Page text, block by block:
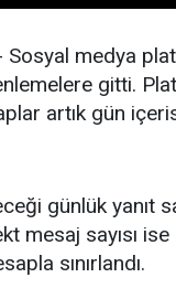
Sosyal medya
gitti.
artık gün
günlük yanıt
mesaj sayısı
sınırlandı.